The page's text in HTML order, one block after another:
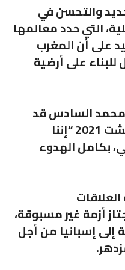
والتحسن في
التي حدد معالمها
على أن المغرب
على أرضية
محمد السادس قد
قال، في خطابه بتاريخ 20 غشت 2021 “إننا
بكامل الهدوء
أزمة غير مسبوقة،
إلى إسبانيا من أجل